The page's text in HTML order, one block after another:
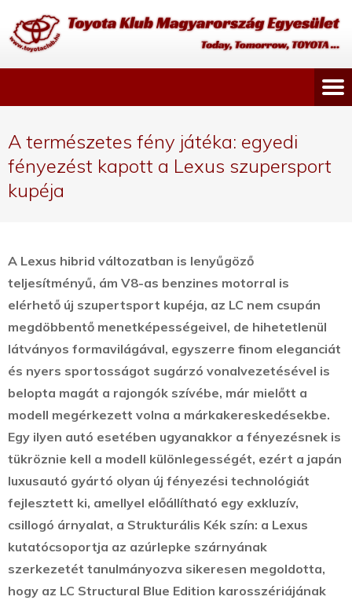
A természetes fény játéka: egyedi
fényezést kapott a Lexus szupersport
kupéja
A Lexus hibrid változatban is lenyűgöző
teljesítményű, ám V8-as benzines motorral is
elérhető új szupertsport kupéja, az LC nem csupán
megdöbbentő menetképességeivel, de hihetetlenül
látványos formavilágával, egyszerre finom eleganciát
és nyers sportosságot sugárzó vonalvezetésével is
belopta magát a rajongók szívébe, már mielőtt a
modell megérkezett volna a márkakereskedésekbe.
Egy ilyen autó esetében ugyanakkor a fényezésnek is
tükröznie kell a modell különlegességét, ezért a japán
luxusautó gyártó olyan új fényezési technológiát
fejlesztett ki, amellyel előállítható egy exkluzív,
csillogó árnyalat, a Strukturális Kék szín: a Lexus
kutatócsoportja az azúrlepke szárnyának
szerkezetét tanulmányozva sikeresen megoldotta,
hogy az LC Structural Blue Edition karosszériájának